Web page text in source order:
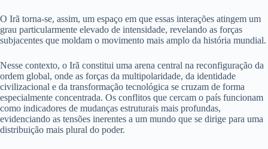
O Irã torna-se, assim, um espaço em que essas interações atingem um
grau particularmente elevado de intensidade, revelando as forças
subjacentes que moldam o movimento mais amplo da história mundial.
Nesse contexto, o Irã constitui uma arena central na reconfiguração da
ordem global, onde as forças da multipolaridade, da identidade
civilizacional e da transformação tecnológica se cruzam de forma
especialmente concentrada. Os conflitos que cercam o país funcionam
como indicadores de mudanças estruturais mais profundas,
evidenciando as tensões inerentes a um mundo que se dirige para uma
distribuição mais plural do poder.